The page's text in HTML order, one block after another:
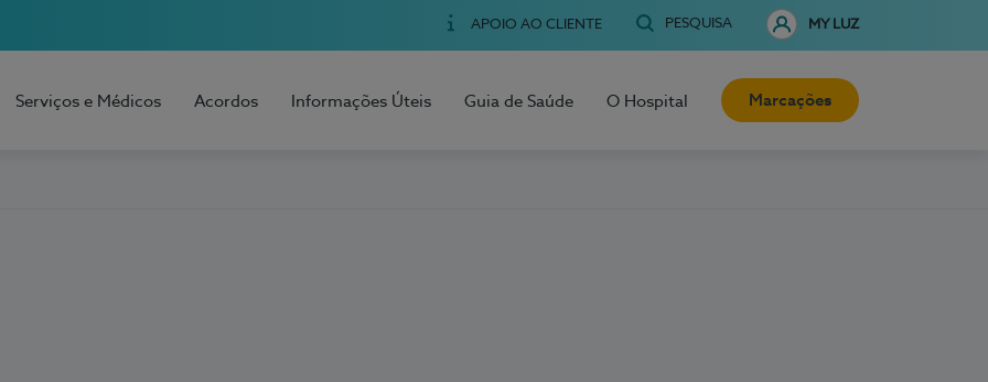
APOIO AO CLIENTE PESQUISA MY LUZ
Serviços e Médicos Acordos Informações Úteis Guia de Saúde O Hospital Marcações